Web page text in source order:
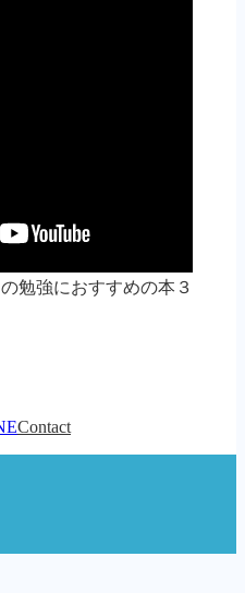
勉強におすすめの本３
Contact